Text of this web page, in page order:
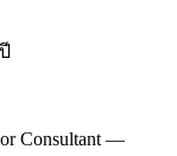
Consultant —